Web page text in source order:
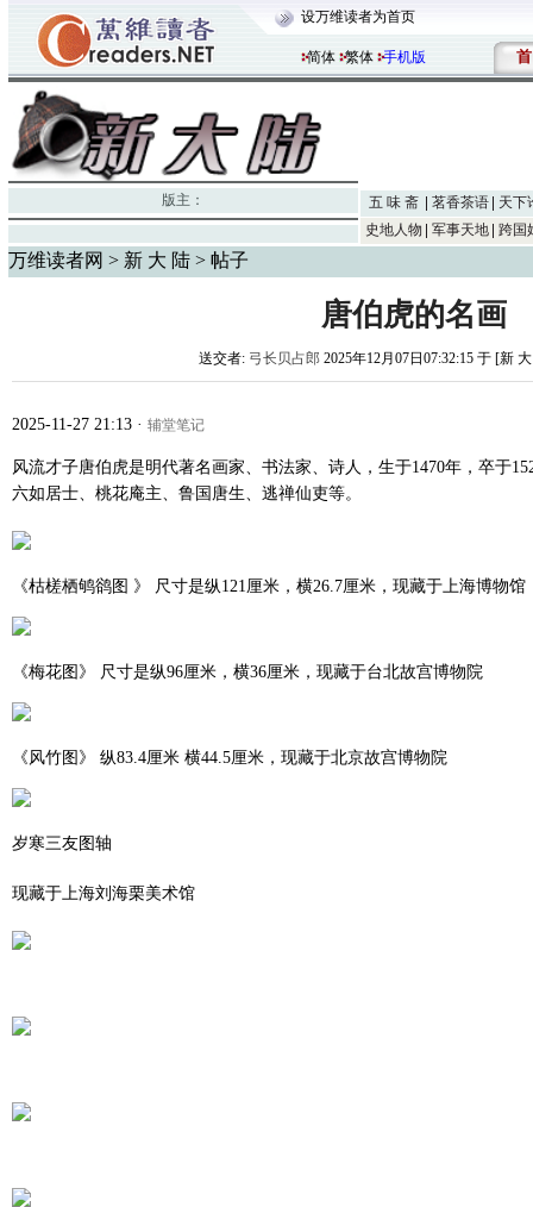
设万维读者为首页
简体 繁体 手机版 首
版主： 五 味 斋 茗香茶语
天下
史地人物
军事天地 跨国
万维读者网 > 新 大 陆 > 帖子
唐伯虎的名画
送交者: 弓长贝占郎2025年12月07日07:32:15 于 [新
2025-11-27 21:13 · 辅堂笔记
风流才子唐伯虎是明代著名画家、书法家、诗人，生于1470年，卒于
六如居士、桃花庵主、鲁国唐生、逃禅仙吏等。
《枯槎栖鸲鹆图 》 尺寸是纵121厘米，横26.7厘米，现藏于上海博物馆
《梅花图》 尺寸是纵96厘米，横36厘米，现藏于台北故宫博物院
《风竹图》 纵83.4厘米 横44.5厘米，现藏于北京故宫博物院
岁寒三友图轴
现藏于上海刘海栗美术馆